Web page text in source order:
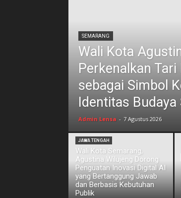
SEMARANG
Wali Kota
Perkenalkan
sebagai Simbol
Identitas Budaya
Admin Lensa - 7 Agustus 2026
JAWA TENGAH
Wali Kota Semarang,
Agustina Wilujeng Dorong
Penguatan Inovasi Digital AI
yang Bertanggung Jawab
dan Berbasis Kebutuhan
Publik